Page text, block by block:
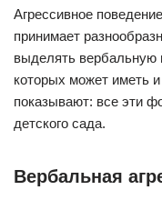
Агрессивное
принимает
выделять вербальную
которых может иметь
показывают: все эти
детского сада.
Вербальная